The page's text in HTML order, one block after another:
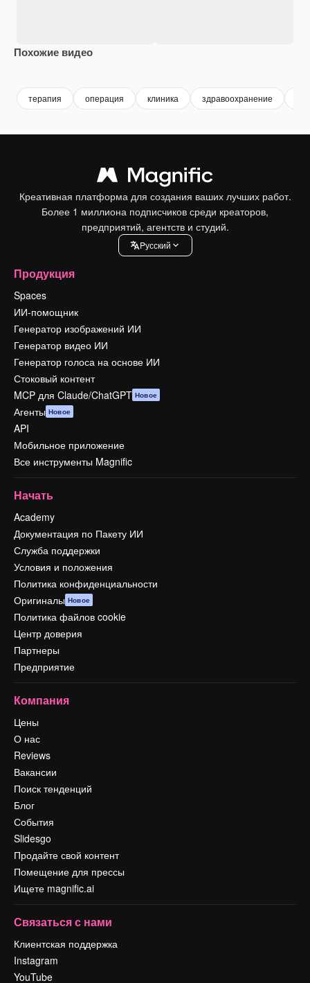
Похожие видео
терапия операция клиника здравоохранение
Креативная платформа для создания ваших лучших работ.
Более 1 миллиона подписчиков среди креаторов,
предприятий, агентств и студий.
Pусский
Продукция
Spaces
ИИ-помощник
Генератор изображений ИИ
Генератор видео ИИ
Генератор голоса на основе ИИ
Стоковый контент
MCP для Claude/ChatGPT Новое
Агенты Новое
API
Мобильное приложение
Все инструменты Magnific
Начать
Academy
Документация по Пакету ИИ
Служба поддержки
Условия и положения
Политика конфиденциальности
Оригиналы Новое
Политика файлов cookie
Центр доверия
Партнеры
Предприятие
Компания
Цены
О нас
Reviews
Вакансии
Поиск тенденций
Блог
События
Slidesgo
Продайте свой контент
Помещение для прессы
Ищете magnific.ai
Связаться с нами
Клиентская поддержка
Instagram
YouTube